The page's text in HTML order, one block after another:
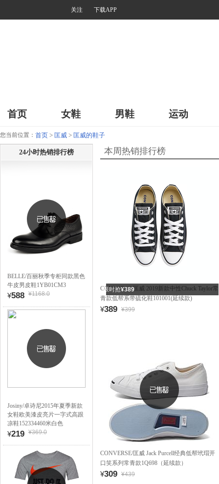
关注 下载APP
首页 女鞋 男鞋 运动
您当前位置： 首页 > 匡威 > 匡威的鞋子
24小时热销排行榜
BELLE/百丽秋季专柜同款黑色
牛皮男皮鞋1YB01CM3
¥588 ¥1168.0
Josiny/卓诗尼2015年夏季新款
女鞋欧美漆皮亮片一字式高跟
凉鞋152334460米白色
¥219 ¥369.0
本周热销排行榜
限时抢¥389
CONVERSE/匡威 2019新款中性Chuck Taylor常
青款低帮系带硫化鞋101001(延续款)
¥389 ¥399
CONVERSE/匡威 Jack Purcell经典低帮玳瑁开
口笑系列常青款1Q698（延续款）
¥309 ¥439